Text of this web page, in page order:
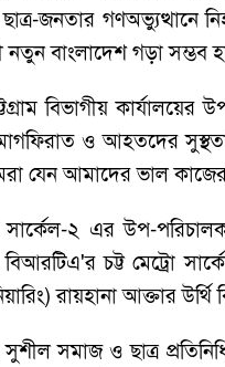
জনতার গণঅভ্যুত্থানে
বাংলাদেশ গড়া সম্ভব
বিভাগীয় কার্যালয়ের
ও আহতদের
যেন আমাদের ভাল
সার্কেল-২ এর উপ-
চট্ট মেট্রো
রায়হানা আক্তার
সমাজ ও ছাত্র